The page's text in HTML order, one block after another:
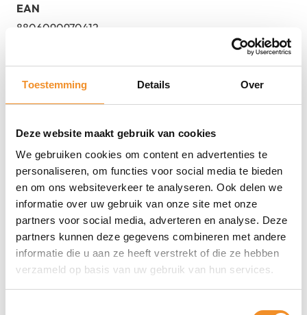
Toestemming Details Over
Deze website maakt gebruik van cookies
We gebruiken cookies om content en advertenties te
personaliseren, om functies voor social media te bieden
en om ons websiteverkeer te analyseren. Ook delen we
informatie over uw gebruik van onze site met onze
partners voor social media, adverteren en analyse. Deze
partners kunnen deze gegevens combineren met andere
informatie die u aan ze heeft verstrekt of die ze hebben
verzameld op basis van uw gebruik van hun services.
EAN
8806090970412
SM-R190NZVAEUB
Kleur
Paars